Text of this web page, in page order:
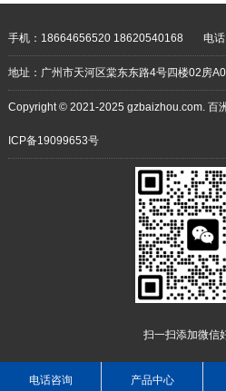
手机：18664656520 18620540168 电
地址：广州市天河区棠东东路4号四楼02房
Copyright © 2021-2025 gzbaizhou.com. 百
ICP备19099653号
扫一扫添加微信
电话咨询 产品中心